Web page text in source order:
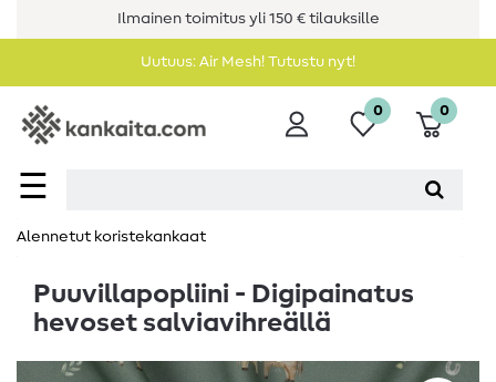
Ilmainen toimitus yli 150 € tilauksille
Uutuus: Air Mesh! Tutustu nyt!
☰
0 0
Alennetut koristekankaat
Puuvillapopliini - Digipainatus
hevoset salviavihreällä